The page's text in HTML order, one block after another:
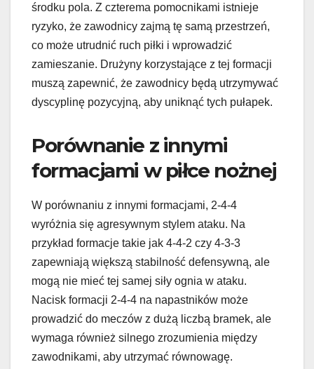
środku pola. Z czterema pomocnikami istnieje
ryzyko, że zawodnicy zajmą tę samą przestrzeń,
co może utrudnić ruch piłki i wprowadzić
zamieszanie. Drużyny korzystające z tej formacji
muszą zapewnić, że zawodnicy będą utrzymywać
dyscyplinę pozycyjną, aby uniknąć tych pułapek.
Porównanie z innymi
formacjami w piłce nożnej
W porównaniu z innymi formacjami, 2-4-4
wyróżnia się agresywnym stylem ataku. Na
przykład formacje takie jak 4-4-2 czy 4-3-3
zapewniają większą stabilność defensywną, ale
mogą nie mieć tej samej siły ognia w ataku.
Nacisk formacji 2-4-4 na napastników może
prowadzić do meczów z dużą liczbą bramek, ale
wymaga również silnego zrozumienia między
zawodnikami, aby utrzymać równowagę.